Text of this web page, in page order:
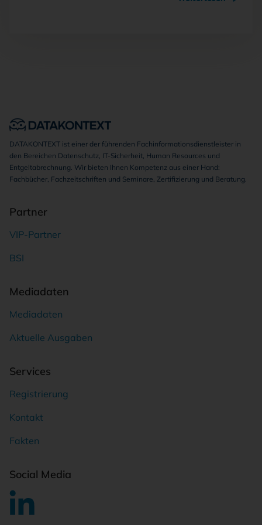
DATAKONTEXT ist einer der führenden Fachinformationsdienstleister in
den Bereichen Datenschutz, IT-Sicherheit, Human Resources und
Entgeltabrechnung. Wir bieten Ihnen Kompetenz aus einer Hand:
Fachbücher, Fachzeitschriften und Seminare, Zertifizierung und Beratung.
Partner
VIP-Partner
BSI
Mediadaten
Mediadaten
Aktuelle Ausgaben
Services
Registrierung
Kontakt
Fakten
Social Media